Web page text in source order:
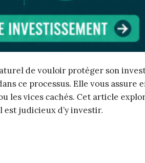
de vouloir protéger son
ce processus. Elle vous assure
vices cachés. Cet article
judicieux d’y investir.